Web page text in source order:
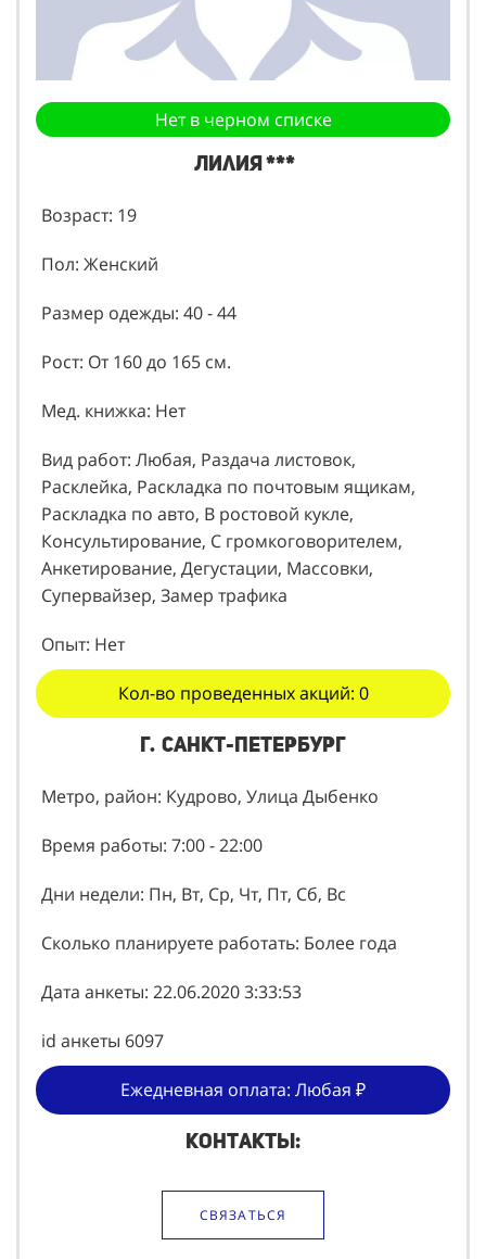
Нет в черном списке
Лилия ***
Возраст: 19
Пол: Женский
Размер одежды: 40 - 44
Рост: От 160 до 165 см.
Мед. книжка: Нет
Вид работ: Любая, Раздача листовок,
Расклейка, Раскладка по почтовым ящикам,
Раскладка по авто, В ростовой кукле,
Консультирование, С громкоговорителем,
Анкетирование, Дегустации, Массовки,
Супервайзер, Замер трафика
Опыт: Нет
Кол-во проведенных акций: 0
г. Санкт-Петербург
Метро, район: Кудрово, Улица Дыбенко
Время работы: 7:00 - 22:00
Дни недели: Пн, Вт, Ср, Чт, Пт, Сб, Вс
Сколько планируете работать: Более года
Дата анкеты: 22.06.2020 3:33:53
id анкеты 6097
Ежедневная оплата: Любая ₽
Контакты:
СВЯЗАТЬСЯ